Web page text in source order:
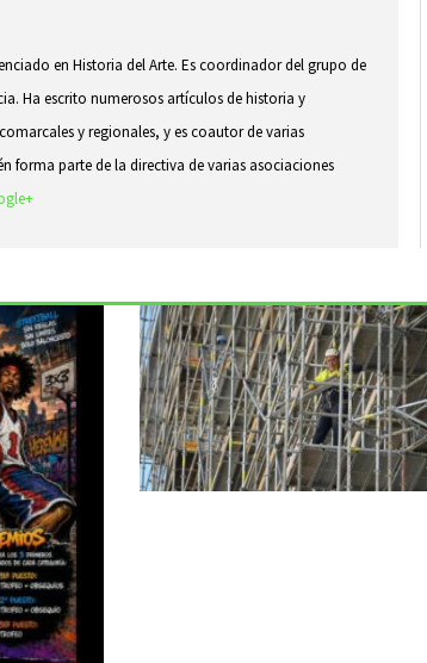
en Historia del Arte. Es coordinador del grupo de
Ha escrito numerosos artículos de historia y
y regionales, y es coautor de varias
forma parte de la directiva de varias asociaciones